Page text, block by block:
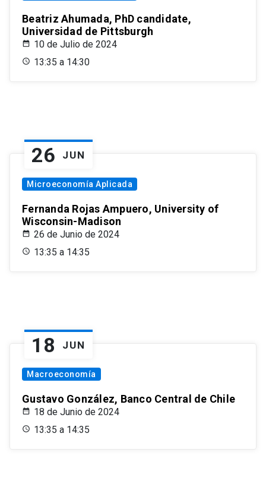
Beatriz Ahumada, PhD candidate,
Universidad de Pittsburgh
10 de Julio de 2024
13:35 a 14:30
26 JUN
Microeconomía Aplicada
Fernanda Rojas Ampuero, University of
Wisconsin-Madison
26 de Junio de 2024
13:35 a 14:35
18 JUN
Macroeconomía
Gustavo González, Banco Central de Chile
18 de Junio de 2024
13:35 a 14:35